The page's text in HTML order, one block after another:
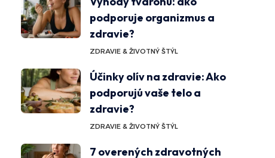
podporuje organizmus a
zdravie?
ZDRAVIE & ŽIVOTNÝ ŠTÝL
Účinky olív na zdravie: Ako
podporujú vaše telo a
zdravie?
ZDRAVIE & ŽIVOTNÝ ŠTÝL
7 overených zdravotných